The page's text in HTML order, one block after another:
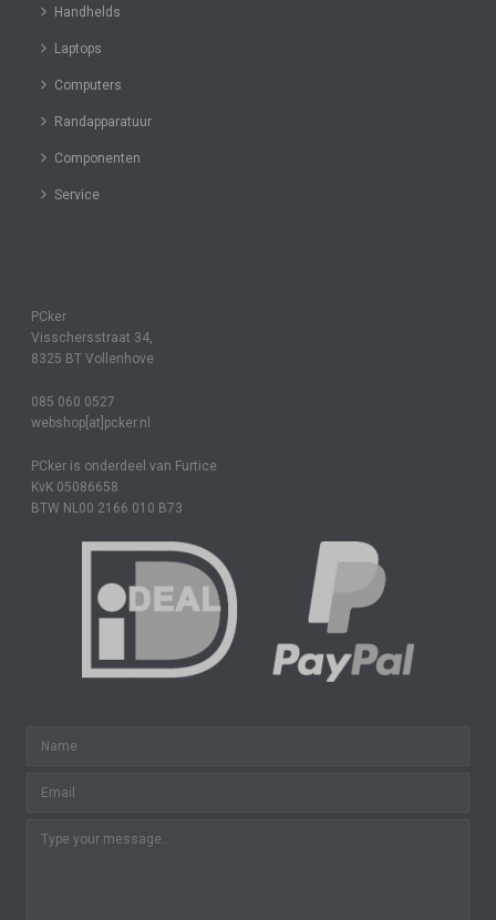
Handhelds
Laptops
Computers
Randapparatuur
Componenten
Service
PCker
Visschersstraat 34,
8325 BT Vollenhove
085 060 0527
webshop[at]pcker.nl
PCker is onderdeel van Furtice
KvK 05086658
BTW NL00 2166 010 B73